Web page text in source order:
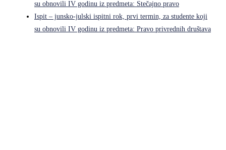
su obnovili IV godinu iz predmeta: Stečajno pravo
Ispit – junsko-julski ispitni rok, prvi termin, za studente koji
su obnovili IV godinu iz predmeta: Pravo privrednih društava